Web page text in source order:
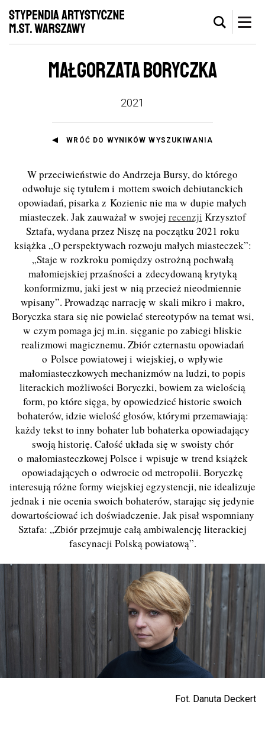
MAŁGORZATA BORYCZKA
2021
WRÓĆ DO WYNIKÓW WYSZUKIWANIA
W przeciwieństwie do Andrzeja Bursy, do którego
odwołuje się tytułem i mottem swoich debiutanckich
opowiadań, pisarka z Kozienic nie ma w dupie małych
miasteczek. Jak zauważał w swojej recenzji Krzysztof
Sztafa, wydana przez Niszę na początku 2021 roku
książka „O perspektywach rozwoju małych miasteczek”:
„Staje w rozkroku pomiędzy ostrożną pochwałą
małomiejskiej przaśności a zdecydowaną krytyką
konformizmu, jaki jest w nią przecież nieodmiennie
wpisany”. Prowadząc narrację w skali mikro i makro,
Boryczka stara się nie powielać stereotypów na temat wsi,
w czym pomaga jej m.in. sięganie po zabiegi bliskie
realizmowi magicznemu. Zbiór czternastu opowiadań
o Polsce powiatowej i wiejskiej, o wpływie
małomiasteczkowych mechanizmów na ludzi, to popis
literackich możliwości Boryczki, bowiem za wielością
form, po które sięga, by opowiedzieć historie swoich
bohaterów, idzie wielość głosów, którymi przemawiają:
każdy tekst to inny bohater lub bohaterka opowiadający
swoją historię. Całość układa się w swoisty chór
o małomiasteczkowej Polsce i wpisuje w trend książek
opowiadających o odwrocie od metropolii. Boryczkę
interesują różne formy wiejskiej egzystencji, nie idealizuje
jednak i nie ocenia swoich bohaterów, starając się jedynie
dowartościować ich doświadczenie. Jak pisał wspomniany
Sztafa: „Zbiór przejmuje całą ambiwalencję literackiej
fascynacji Polską powiatową”.
Fot. Danuta Deckert